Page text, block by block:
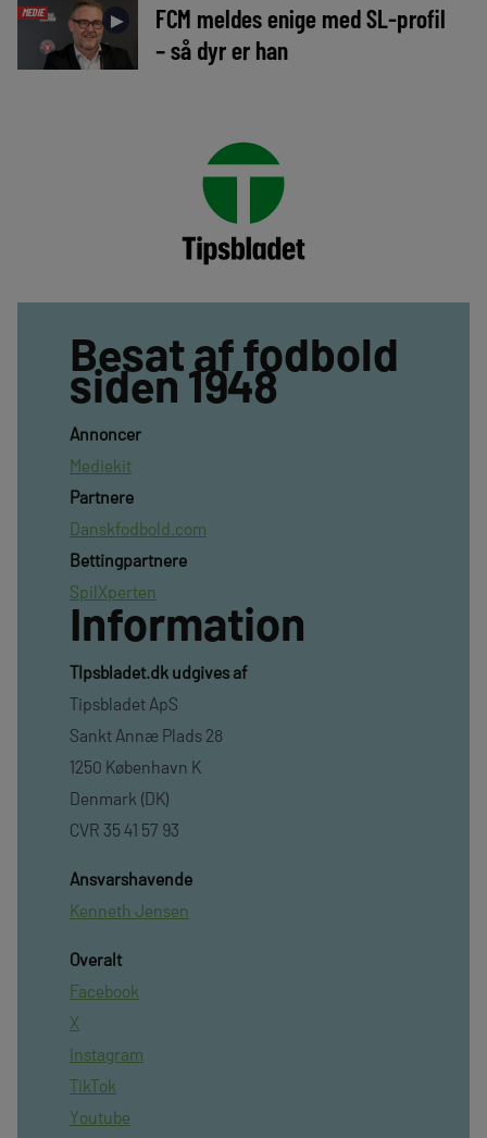
MEDIE ►
FCM meldes enige med SL-profil
– så dyr er han
Besat af fodbold
siden 1948
Annoncer
Mediekit
Partnere
Danskfodbold.com
Bettingpartnere
SpilXperten
Information
TIpsbladet.dk udgives af
Tipsbladet ApS
Sankt Annæ Plads 28
1250 København K
Denmark (DK)
CVR 35 41 57 93
Ansvarshavende
Kenneth Jensen
Overalt
Facebook
X
Instagram
TikTok
Youtube